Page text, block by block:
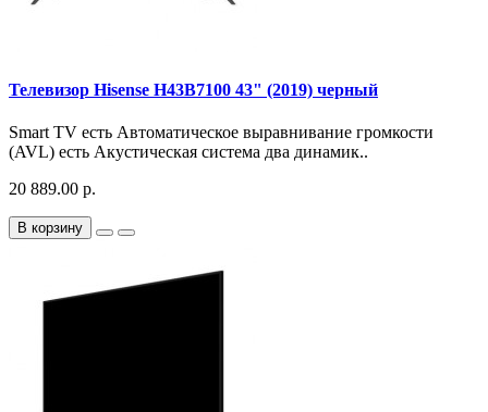
Телевизор Hisense H43B7100 43" (2019) черный
Smart TV есть Автоматическое выравнивание громкости
(AVL) есть Акустическая система два динамик..
20 889.00 р.
В корзину